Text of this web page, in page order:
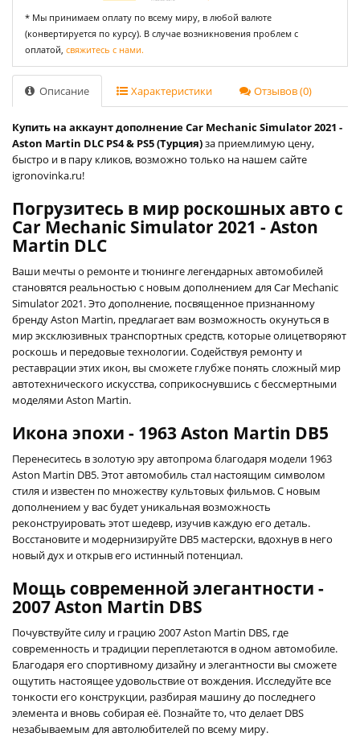
* Мы принимаем оплату по всему миру, в любой валюте
(конвертируется по курсу). В случае возникновения проблем с
оплатой, свяжитесь с нами.
Описание Характеристики Отзывов (0)
Купить на аккаунт дополнение Car Mechanic Simulator 2021 -
Aston Martin DLC PS4 & PS5 (Турция)за приемлимую цену,
быстро и в пару кликов, возможно только на нашем сайте
igronovinka.ru!
Погрузитесь в мир роскошных авто с
Car Mechanic Simulator 2021 - Aston
Martin DLC
Ваши мечты о ремонте и тюнинге легендарных автомобилей
становятся реальностью с новым дополнением для Car Mechanic
Simulator 2021. Это дополнение, посвященное признанному
бренду Aston Martin, предлагает вам возможность окунуться в
мир эксклюзивных транспортных средств, которые олицетворяют
роскошь и передовые технологии. Содействуя ремонту и
реставрации этих икон, вы сможете глубже понять сложный мир
автотехнического искусства, соприкоснувшись с бессмертными
моделями Aston Martin.
Икона эпохи - 1963 Aston Martin DB5
Перенеситесь в золотую эру автопрома благодаря модели 1963
Aston Martin DB5. Этот автомобиль стал настоящим символом
стиля и известен по множеству культовых фильмов. С новым
дополнением у вас будет уникальная возможность
реконструировать этот шедевр, изучив каждую его деталь.
Восстановите и модернизируйте DB5 мастерски, вдохнув в него
новый дух и открыв его истинный потенциал.
Мощь современной элегантности -
2007 Aston Martin DBS
Почувствуйте силу и грацию 2007 Aston Martin DBS, где
современность и традиции переплетаются в одном автомобиле.
Благодаря его спортивному дизайну и элегантности вы сможете
ощутить настоящее удовольствие от вождения. Исследуйте все
тонкости его конструкции, разбирая машину до последнего
элемента и вновь собирая её. Познайте то, что делает DBS
незабываемым для автолюбителей по всему миру.